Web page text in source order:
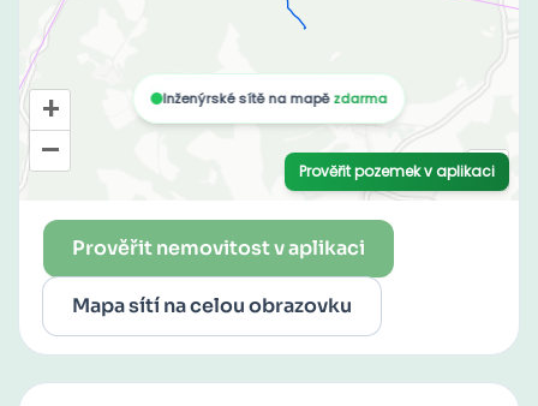
Prověřit nemovitost v aplikaci
Mapa sítí na celou obrazovku